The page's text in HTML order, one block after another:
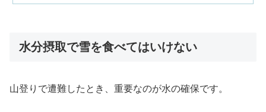
水分摂取で雪を食べてはいけない
山登りで遭難したとき、重要なのが水の確保です。